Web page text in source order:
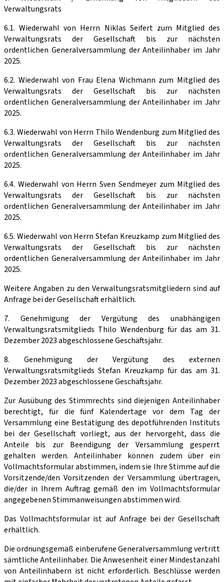
Verwaltungsrats
6.1. Wiederwahl von Herrn Niklas Seifert zum Mitglied des
Verwaltungsrats der Gesellschaft bis zur nächsten
ordentlichen Generalversammlung der Anteilinhaber im Jahr
2025.
6.2. Wiederwahl von Frau Elena Wichmann zum Mitglied des
Verwaltungsrats der Gesellschaft bis zur nächsten
ordentlichen Generalversammlung der Anteilinhaber im Jahr
2025.
6.3. Wiederwahl von Herrn Thilo Wendenburg zum Mitglied des
Verwaltungsrats der Gesellschaft bis zur nächsten
ordentlichen Generalversammlung der Anteilinhaber im Jahr
2025.
6.4. Wiederwahl von Herrn Sven Sendmeyer zum Mitglied des
Verwaltungsrats der Gesellschaft bis zur nächsten
ordentlichen Generalversammlung der Anteilinhaber im Jahr
2025.
6.5. Wiederwahl von Herrn Stefan Kreuzkamp zum Mitglied des
Verwaltungsrats der Gesellschaft bis zur nächsten
ordentlichen Generalversammlung der Anteilinhaber im Jahr
2025.
Weitere Angaben zu den Verwaltungsratsmitgliedern sind auf
Anfrage bei der Gesellschaft erhältlich.
7. Genehmigung der Vergütung des unabhängigen
Verwaltungsratsmitglieds Thilo Wendenburg für das am 31.
Dezember 2023 abgeschlossene Geschäftsjahr.
8. Genehmigung der Vergütung des externen
Verwaltungsratsmitglieds Stefan Kreuzkamp für das am 31.
Dezember 2023 abgeschlossene Geschäftsjahr.
Zur Ausübung des Stimmrechts sind diejenigen Anteilinhaber
berechtigt, für die fünf Kalendertage vor dem Tag der
Versammlung eine Bestätigung des depotführenden Instituts
bei der Gesellschaft vorliegt, aus der hervorgeht, dass die
Anteile bis zur Beendigung der Versammlung gesperrt
gehalten werden. Anteilinhaber können zudem über ein
Vollmachtsformular abstimmen, indem sie Ihre Stimme auf die
Vorsitzende/den Vorsitzenden der Versammlung übertragen,
die/der in Ihrem Auftrag gemäß den im Vollmachtsformular
angegebenen Stimmanweisungen abstimmen wird.
Das Vollmachtsformular ist auf Anfrage bei der Gesellschaft
erhältlich.
Die ordnungsgemäß einberufene Generalversammlung vertritt
sämtliche Anteilinhaber. Die Anwesenheit einer Mindestanzahl
von Anteilinhabern ist nicht erforderlich. Beschlüsse werden